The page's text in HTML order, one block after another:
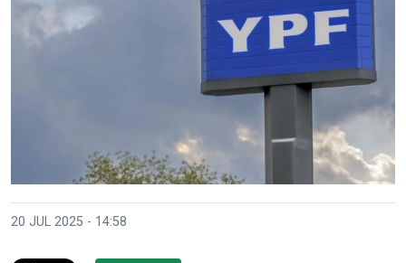
20 JUL 2025 - 14:58